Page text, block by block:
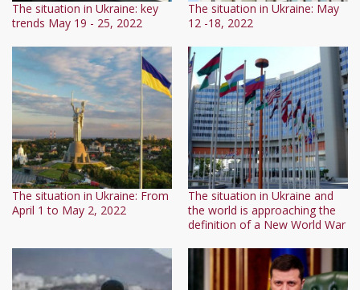
The situation in Ukraine: key
trends May 19 - 25, 2022
The situation in Ukraine: May
12 -18, 2022
The situation in Ukraine: From
April 1 to May 2, 2022
The situation in Ukraine and
the world is approaching the
definition of a New World War